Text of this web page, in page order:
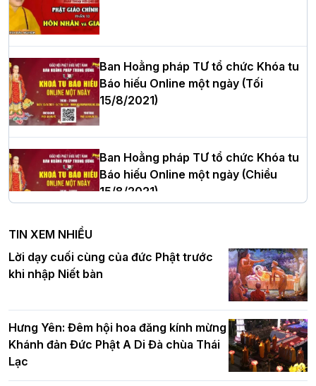
Hòa thượng Thích Quảng Tùng tái đắc
cử Trưởng BTS GHPGVN thành phố Hải
Phòng nhiệm kỳ 2026 – 2031
Thượng tọa Thích Tâm Chính được suy
cử tân Trưởng ban Trị sự GHPGVN tỉnh
Hà Nội: Tăng Ni Trường hạ Bồ Đề trang
nghiêm tác pháp Tiền an cư PL.2570 –
DL.2026
chúc mừng Phật đản BTS GHPGVN TP.
Hà Nội
Ban Hoằng pháp TƯ tổ chức Khóa tu
Báo hiếu Online một ngày (Tối
15/8/2021)
Ban Hoằng pháp TƯ tổ chức Khóa tu
Báo hiếu Online một ngày (Chiều
15/8/2021)
Ban Hoằng pháp TƯ tổ chức Khóa tu
Báo hiếu Online một ngày (Sáng
15/8/2021)
Tinh thần yêu nước của Phật giáo
TIN XEM NHIỀU
Lời dạy cuối cùng của đức Phật trước
khi nhập Niết bàn
Hưng Yên: Đêm hội hoa đăng kính mừng
Khánh đản Đức Phật A Di Đà chùa Thái
Lạc